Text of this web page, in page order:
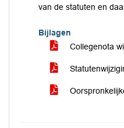
van de statuten en
Bijlagen
Collegenota